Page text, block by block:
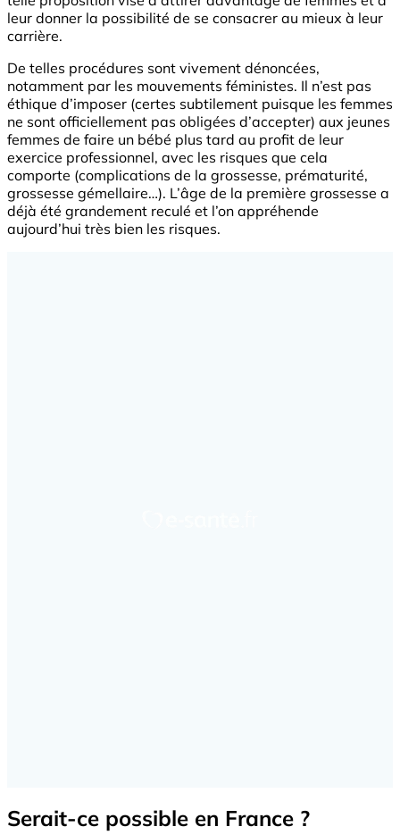
leur donner la possibilité de se consacrer au mieux à leur
carrière.
De telles procédures sont vivement dénoncées,
notamment par les mouvements féministes. Il n’est pas
éthique d’imposer (certes subtilement puisque les femmes
ne sont officiellement pas obligées d’accepter) aux jeunes
femmes de faire un bébé plus tard au profit de leur
exercice professionnel, avec les risques que cela
comporte (complications de la grossesse, prématurité,
grossesse gémellaire…). L’âge de la première grossesse a
déjà été grandement reculé et l’on appréhende
aujourd’hui très bien les risques.
Serait-ce possible en France ?